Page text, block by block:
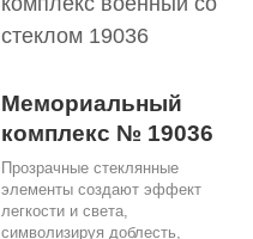
Мемориальный
комплекс № 19036
Прозрачные стеклянные
элементы создают эффект
легкости и света,
символизируя доблесть,